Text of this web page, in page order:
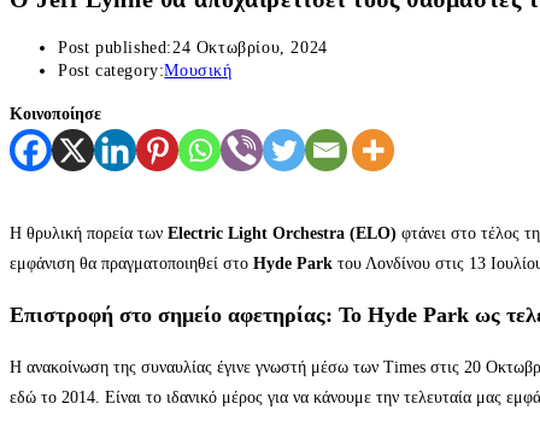
Post published: 24 Οκτωβρίου, 2024
Post category:Μουσική
Κοινοποίησε
Η θρυλική πορεία των Electric Light Orchestra (ELO) φτάνει στο τέλος
εμφάνιση θα πραγματοποιηθεί στο Hyde Park του Λονδίνου στις 13
Επιστροφή στο σημείο αφετηρίας: Το Hyde Park ως
Η ανακοίνωση της συναυλίας έγινε γνωστή μέσω των Times στις 20
εδώ το 2014. Είναι το ιδανικό μέρος για να κάνουμε την τελευταία μας